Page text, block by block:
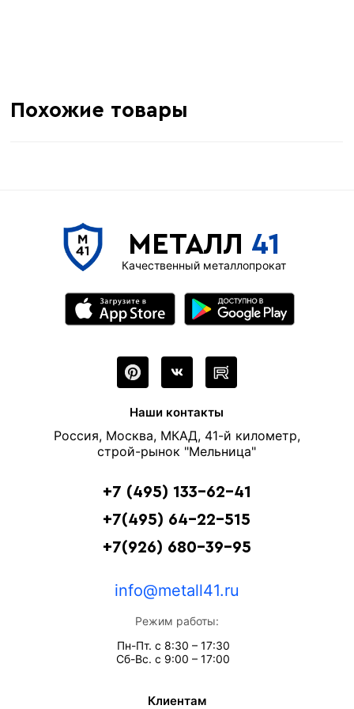
Похожие товары
МЕТАЛЛ 41
Качественный металлопрокат
Наши контакты
Россия, Москва, МКАД, 41-й километр,
строй-рынок "Мельница"
+7 (495) 133-62-41
+7(495) 64-22-515
+7(926) 680-39-95
info@metall41.ru
Режим работы:
Пн-Пт. с 8:30 – 17:30
Сб-Вс. с 9:00 – 17:00
Клиентам